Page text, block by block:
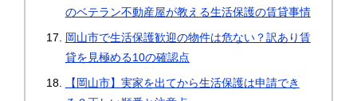
のベテラン不動産屋が教える生活保護の賃貸事情
岡山市で生活保護歓迎の物件は危ない？訳あり賃
貸を見極める10の確認点
【岡山市】実家を出てから生活保護は申請でき